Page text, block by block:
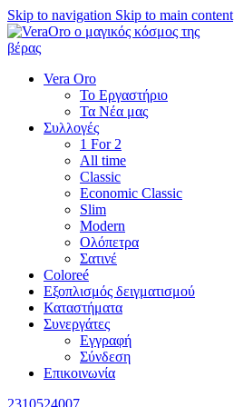
Skip to navigation Skip to main content
Vera Oro
Το Εργαστήριο
Τα Νέα μας
Συλλογές
1 For 2
All time
Classic
Economic Classic
Slim
Modern
Ολόπετρα
Σατινέ
Coloreé
Εξοπλισμός δειγματισμού
Καταστήματα
Συνεργάτες
Εγγραφή
Σύνδεση
Επικοινωνία
2310524007